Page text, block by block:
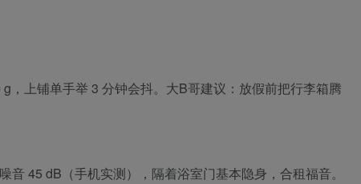
，上铺单手举 3 分钟会抖。大B哥建议：放假前把行李箱腾
音 45 dB（手机实测），隔着浴室门基本隐身，合租福音。